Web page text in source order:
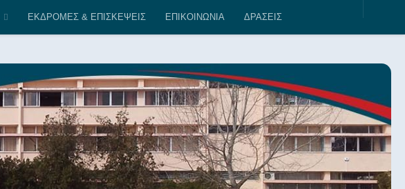
Text 4 Text 5
ΕΚΔΡΟΜΕΣ & ΕΠΙΣΚΕΨΕΙΣ ΕΠΙΚΟΙΝΩΝΙΑ ΔΡΑΣΕΙΣ